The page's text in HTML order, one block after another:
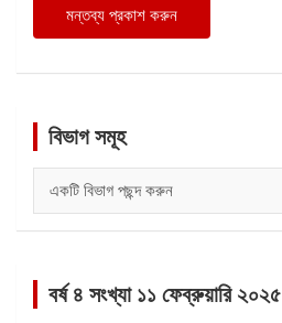
বিভাগ সমূহ
সমূহ
বর্ষ ৪ সংখ্যা ১১ ফেব্রুয়ারি ২০২৫